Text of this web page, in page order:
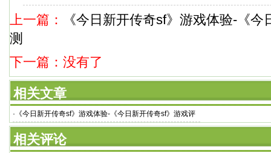
上一篇：
《今日新开传奇sf》游戏体验-《
测
下一篇：没有了
相关文章
· 《今日新开传奇sf》游戏体验-《今日新开传奇sf》游戏评
测
相关评论